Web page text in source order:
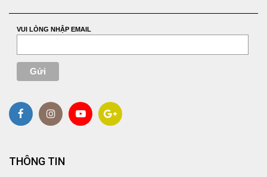
VUI LÒNG NHẬP EMAIL
THÔNG TIN